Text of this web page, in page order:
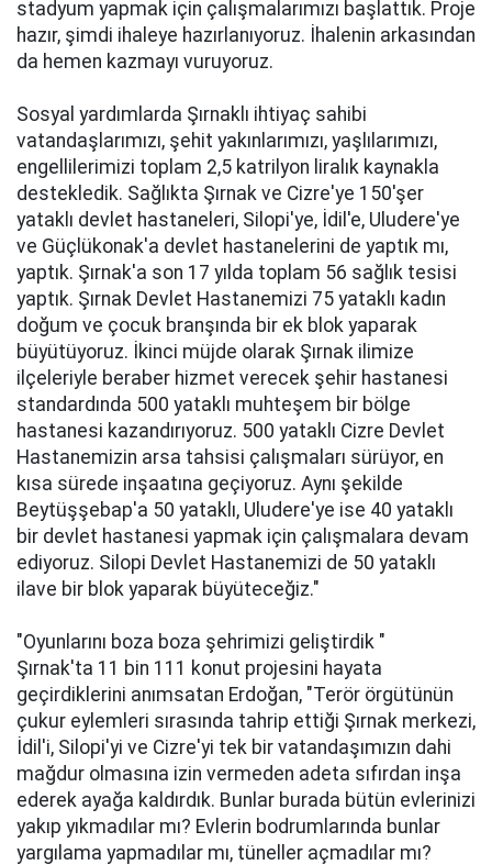
stadyum yapmak için çalışmalarımızı başlattık. Proje
hazır, şimdi ihaleye hazırlanıyoruz. İhalenin arkasından
da hemen kazmayı vuruyoruz.
Sosyal yardımlarda Şırnaklı ihtiyaç sahibi
vatandaşlarımızı, şehit yakınlarımızı, yaşlılarımızı,
engellilerimizi toplam 2,5 katrilyon liralık kaynakla
destekledik. Sağlıkta Şırnak ve Cizre'ye 150'şer
yataklı devlet hastaneleri, Silopi'ye, İdil'e, Uludere'ye
ve Güçlükonak'a devlet hastanelerini de yaptık mı,
yaptık. Şırnak'a son 17 yılda toplam 56 sağlık tesisi
yaptık. Şırnak Devlet Hastanemizi 75 yataklı kadın
doğum ve çocuk branşında bir ek blok yaparak
büyütüyoruz. İkinci müjde olarak Şırnak ilimize
ilçeleriyle beraber hizmet verecek şehir hastanesi
standardında 500 yataklı muhteşem bir bölge
hastanesi kazandırıyoruz. 500 yataklı Cizre Devlet
Hastanemizin arsa tahsisi çalışmaları sürüyor, en
kısa sürede inşaatına geçiyoruz. Aynı şekilde
Beytüşşebap'a 50 yataklı, Uludere'ye ise 40 yataklı
bir devlet hastanesi yapmak için çalışmalara devam
ediyoruz. Silopi Devlet Hastanemizi de 50 yataklı
ilave bir blok yaparak büyüteceğiz."
"Oyunlarını boza boza şehrimizi geliştirdik "
Şırnak'ta 11 bin 111 konut projesini hayata
geçirdiklerini anımsatan Erdoğan, "Terör örgütünün
çukur eylemleri sırasında tahrip ettiği Şırnak merkezi,
İdil'i, Silopi'yi ve Cizre'yi tek bir vatandaşımızın dahi
mağdur olmasına izin vermeden adeta sıfırdan inşa
ederek ayağa kaldırdık. Bunlar burada bütün evlerinizi
yakıp yıkmadılar mı? Evlerin bodrumlarında bunlar
yargılama yapmadılar mı, tüneller açmadılar mı?